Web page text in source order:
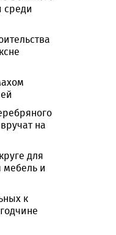
среди
на
для
мебель и
к